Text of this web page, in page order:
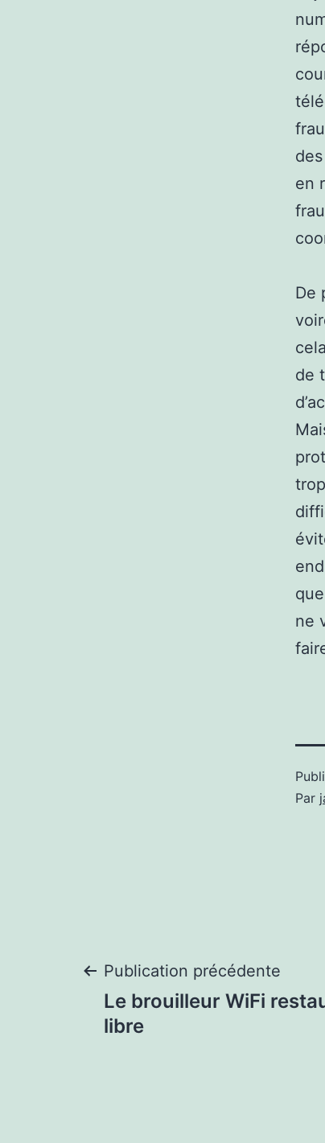
en
De
de
ne
Par
Navigation
de
Publication précédente
Le brouilleur WiFi
libre